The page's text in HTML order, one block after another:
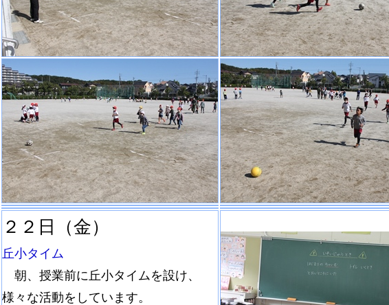
２２日（金）
丘小タイム
朝、授業前に丘小タイムを設け、
様々な活動をしています。